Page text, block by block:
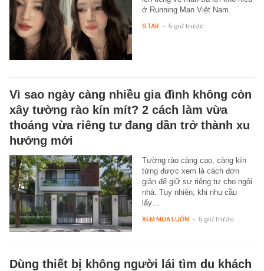
ở Running Man Việt Nam.
STAR - 5 giờ trước
Vì sao ngày càng nhiều gia đình không còn
xây tường rào kín mít? 2 cách làm vừa
thoáng vừa riêng tư đang dần trở thành xu
hướng mới
Tường rào càng cao, càng kín
từng được xem là cách đơn
giản để giữ sự riêng tư cho ngôi
nhà. Tuy nhiên, khi nhu cầu
lấy…
XEM MUA LUÔN - 5 giờ trước
Dùng thiết bị không người lái tìm du khách